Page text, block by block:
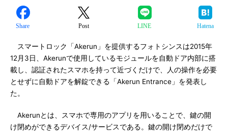
Share Post LINE Hatena
スマートロック「Akerun」を提供するフォトシンスは2015年
12月3日、Akerunで使用しているモジュールを自動ドア内部に搭
載し、認証されたスマホを持って近づくだけで、人の操作を必要
とせずに自動ドアを解錠できる「Akerun Entrance」を発表し
た。
Akerunとは、スマホで専用のアプリを用いることで、鍵の開
け閉めができるデバイス/サービスである。鍵の開け閉めだけで